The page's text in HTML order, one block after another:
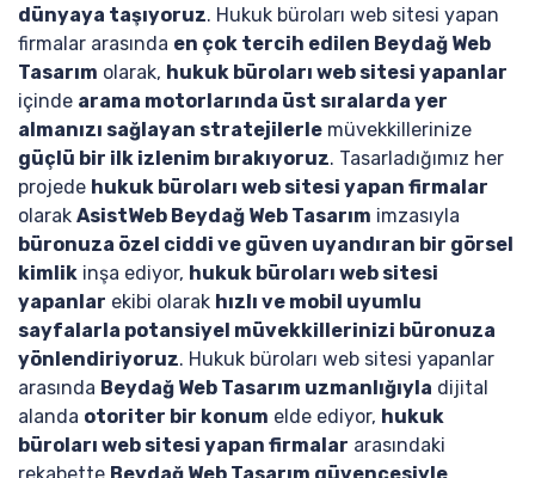
dünyaya taşıyoruz. Hukuk büroları web sitesi yapan
firmalar arasında en çok tercih edilen Beydağ Web
Tasarım olarak, hukuk büroları web sitesi yapanlar
içinde arama motorlarında üst sıralarda yer
almanızı sağlayan stratejilerle müvekkillerinize
güçlü bir ilk izlenim bırakıyoruz. Tasarladığımız her
projede hukuk büroları web sitesi yapan firmalar
olarak AsistWeb Beydağ Web Tasarım imzasıyla
büronuza özel ciddi ve güven uyandıran bir görsel
kimlik inşa ediyor, hukuk büroları web sitesi
yapanlar ekibi olarak hızlı ve mobil uyumlu
sayfalarla potansiyel müvekkillerinizi büronuza
yönlendiriyoruz. Hukuk büroları web sitesi yapanlar
arasında Beydağ Web Tasarım uzmanlığıyla dijital
alanda otoriter bir konum elde ediyor, hukuk
büroları web sitesi yapan firmalar arasındaki